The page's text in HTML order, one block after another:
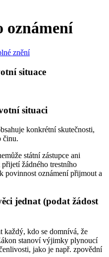
oznámení
znění
situace
situaci
konkrétní skutečnosti,
činu.
státní zástupce ani
žádného trestního
povinnost oznámení přijmout a
jednat (podat žádost
každý, kdo se domnívá, že
stanoví výjimky plynoucí
jako je např. zpovědní